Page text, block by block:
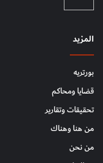
المزيد
بورتريه
قضايا ومحاكم
تحقيقات وتقارير
من هنا وهناك
من نحن